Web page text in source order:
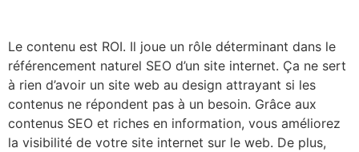
Le contenu est ROI. Il joue un rôle déterminant dans le
référencement naturel SEO d’un site internet. Ça ne sert
à rien d’avoir un site web au design attrayant si les
contenus ne répondent pas à un besoin. Grâce aux
contenus SEO et riches en information, vous améliorez
la visibilité de votre site internet sur le web. De plus,